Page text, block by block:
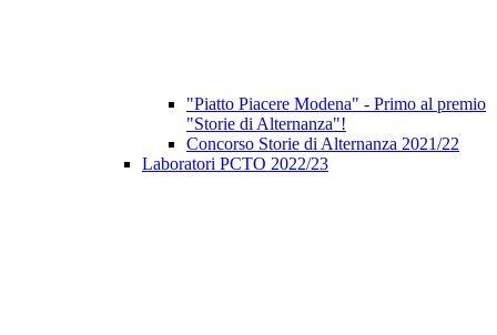
"Piatto Piacere Modena" - Primo al premio
"Storie di Alternanza"!
Concorso Storie di Alternanza 2021/22
Laboratori PCTO 2022/23